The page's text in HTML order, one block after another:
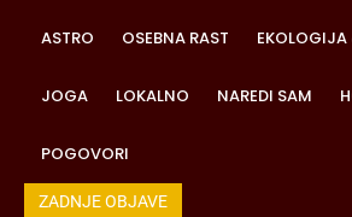
ASTRO OSEBNA RAST
JOGA LOKALNO NAREDI SAM
POGOVORI
ZADNJE OBJAVE